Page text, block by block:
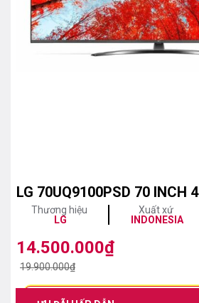
LG 70UQ9100PSD 70 INCH
Thương hiệu
LG
Xuất xứ
INDONESIA
19.900.000₫
Giá
gốc
19.900.000₫.
14.500.000₫
Giá
hiện